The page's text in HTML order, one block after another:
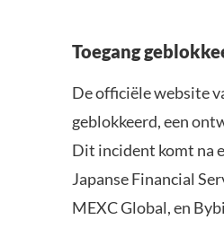
Toegang
De officiële website
geblokkeerd, een
Dit incident komt na
Japanse Financial
MEXC Global, en